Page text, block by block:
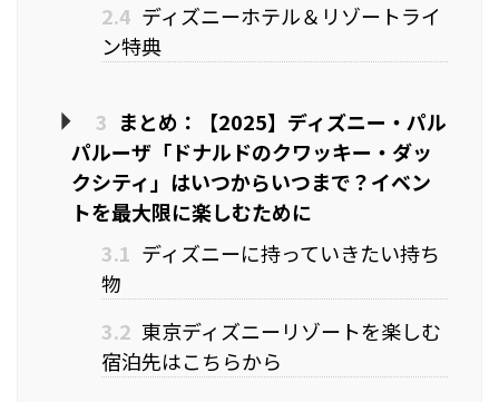
2.4 ディズニーホテル＆リゾートライ
ン特典
3 まとめ：【2025】ディズニー・パル
パルーザ「ドナルドのクワッキー・ダッ
クシティ」はいつからいつまで？イベン
トを最大限に楽しむために
3.1 ディズニーに持っていきたい持ち
物
3.2 東京ディズニーリゾートを楽しむ
宿泊先はこちらから